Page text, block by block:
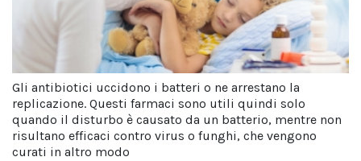
Gli antibiotici uccidono i batteri o ne arrestano la
replicazione. Questi farmaci sono utili quindi solo
quando il disturbo è causato da un batterio, mentre non
risultano efficaci contro virus o funghi, che vengono
curati in altro modo